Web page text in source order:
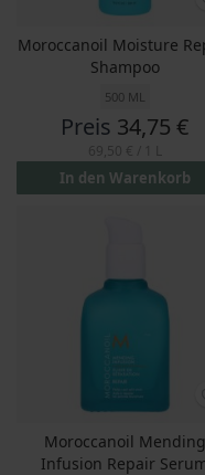
Moroccanoil Moisture
Shampoo
500 ML
Preis 34,75 €
In den Warenkorb
Moroccanoil Mending
Infusion Repair